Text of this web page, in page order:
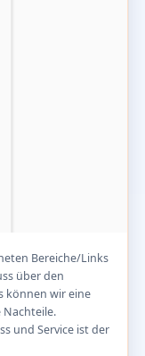
Bereiche/Links
über den
können wir eine
Nachteile.
und Service ist der